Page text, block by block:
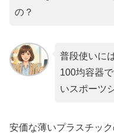
の？
普段使いに
100均容器
いスポーツ
安価な薄いプラスチッ